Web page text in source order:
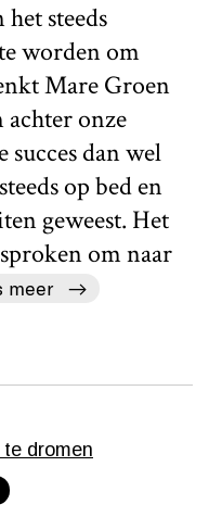
steeds
worden om
Mare Groen
achter onze
succes dan wel
op bed en
geweest. Het
om naar
meer